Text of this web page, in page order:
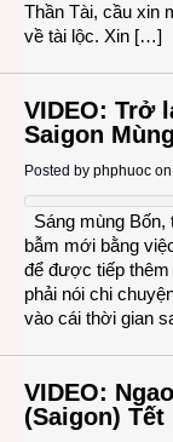
Thần Tài, cầu xin
về tài lộc. Xin […]
VIDEO: Trở
Saigon
Posted by phphuoc
Sáng mùng Bốn,
bẫm mới bằng
để được tiếp
phải nói chi
vào cái thời gian
VIDEO:
(Saigon) Tết